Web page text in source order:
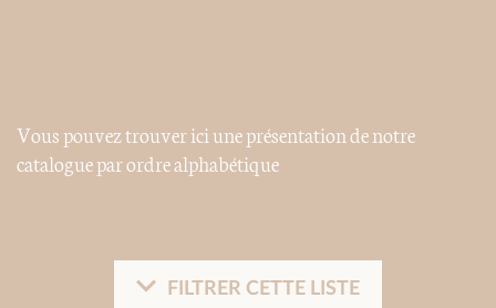
Vous pouvez trouver ici une présentation de notre
catalogue par ordre alphabétique
FILTRER CETTE LISTE